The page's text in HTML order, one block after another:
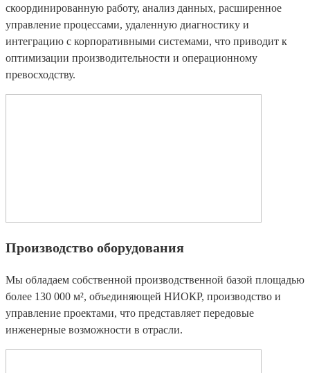
скоординированную работу, анализ данных, расширенное
управление процессами, удаленную диагностику и
интеграцию с корпоративными системами, что приводит к
оптимизации производительности и операционному
превосходству.
Производство оборудования
Мы обладаем собственной производственной базой площадью
более 130 000 м², объединяющей НИОКР, производство и
управление проектами, что представляет передовые
инженерные возможности в отрасли.